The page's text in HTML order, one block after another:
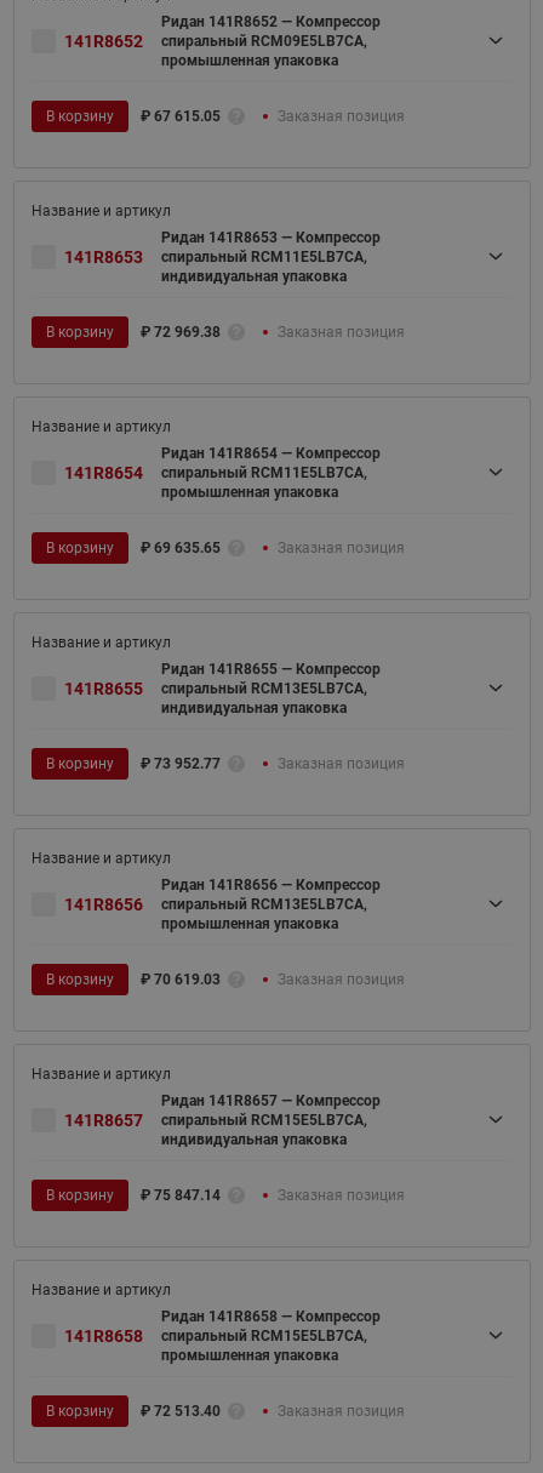
141R8652
Ридан 141R8652 — Компрессор
спиральный RCM09E5LB7CA,
промышленная упаковка
В корзину ₽ 67 615.05 Заказная позиция
141R8653
Ридан 141R8653 — Компрессор
спиральный RCM11E5LB7CA,
индивидуальная упаковка
В корзину ₽ 72 969.38 Заказная позиция
141R8654
Ридан 141R8654 — Компрессор
спиральный RCM11E5LB7CA,
промышленная упаковка
В корзину ₽ 69 635.65 Заказная позиция
141R8655
Ридан 141R8655 — Компрессор
спиральный RCM13E5LB7CA,
индивидуальная упаковка
В корзину ₽ 73 952.77 Заказная позиция
141R8656
Ридан 141R8656 — Компрессор
спиральный RCM13E5LB7CA,
промышленная упаковка
В корзину ₽ 70 619.03 Заказная позиция
141R8657
Ридан 141R8657 — Компрессор
спиральный RCM15E5LB7CA,
индивидуальная упаковка
В корзину ₽ 75 847.14 Заказная позиция
141R8658
Ридан 141R8658 — Компрессор
спиральный RCM15E5LB7CA,
промышленная упаковка
В корзину ₽ 72 513.40 Заказная позиция